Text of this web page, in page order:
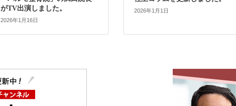
がTV出演しました。
2026年1月16日
2026年1月1日